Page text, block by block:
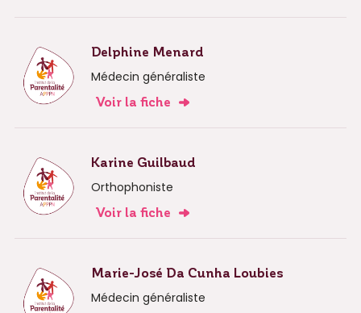
Delphine Menard
Médecin généraliste
Voir la fiche
Karine Guilbaud
Orthophoniste
Voir la fiche
Marie-José Da Cunha Loubies
Médecin généraliste